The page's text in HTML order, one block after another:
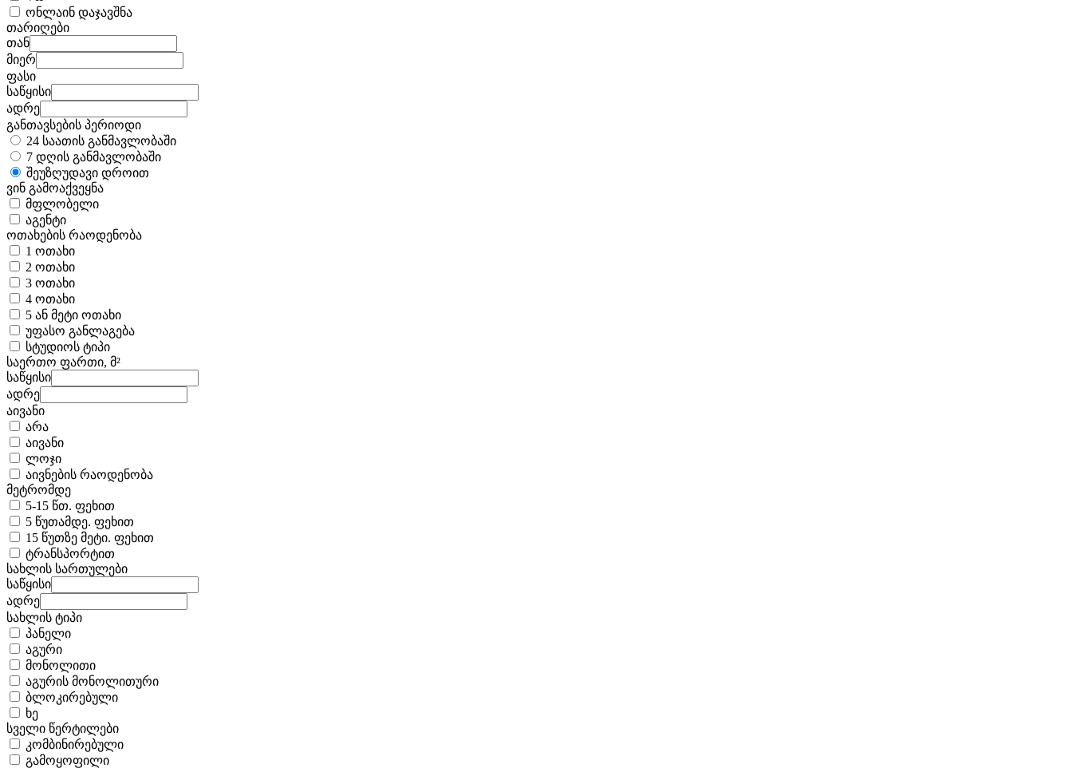
ონლაინ დაჯავშნა
თარიღები
თან
მიერ
ფასი
საწყისი
ადრე
განთავსების პერიოდი
24 საათის განმავლობაში
7 დღის განმავლობაში
შეუზღუდავი დროით
ვინ გამოაქვეყნა
მფლობელი
აგენტი
ოთახების რაოდენობა
1 ოთახი
2 ოთახი
3 ოთახი
4 ოთახი
5 ან მეტი ოთახი
უფასო განლაგება
სტუდიოს ტიპი
საერთო ფართი, მ²
საწყისი
ადრე
აივანი
არა
აივანი
ლოჯი
აივნების რაოდენობა
მეტრომდე
5-15 წთ. ფეხით
5 წუთამდე. ფეხით
15 წუთზე მეტი. ფეხით
ტრანსპორტით
სახლის სართულები
საწყისი
ადრე
სახლის ტიპი
პანელი
აგური
მონოლითი
აგურის მონოლითური
ბლოკირებული
ხე
სველი წერტილები
კომბინირებული
გამოყოფილი